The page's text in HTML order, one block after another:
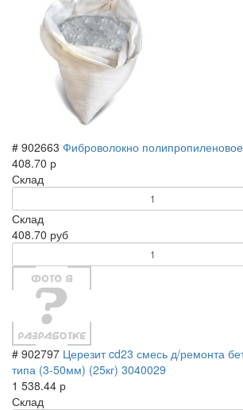
# 902663 Фиброволокно
408.70 р
Склад
Склад
408.70 руб
# 902797 Церезит cd23 смесь д/ремонта
типа (3-50мм) (25кг) 3040029
1 538.44 р
Склад